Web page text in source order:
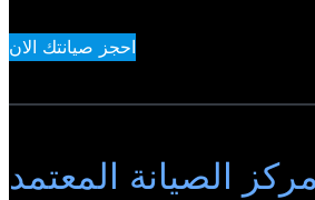
احجز صيانتك الان
مركز الصيانة المعتمد